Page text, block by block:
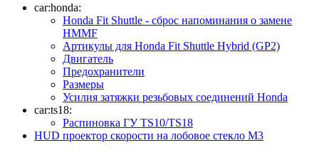
car:honda:
Honda Fit Shuttle - сброс напоминания о замене
HMMF
Артикулы для Honda Fit Shuttle Hybrid (GP2)
Двигатель
Предохранители
Размеры
Усилия затяжки резьбовых соединений Honda
car:ts18:
Распиновка ГУ TS10/TS18
HUD проектор скорости на лобовое стекло M3